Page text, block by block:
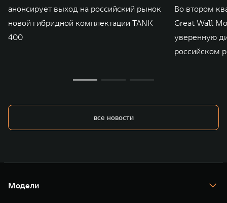
анонсирует выход на российский рынок
новой гибридной комплектации TANK
400
Во втором
Great Wall
уверенную
российском
все новости
Модели